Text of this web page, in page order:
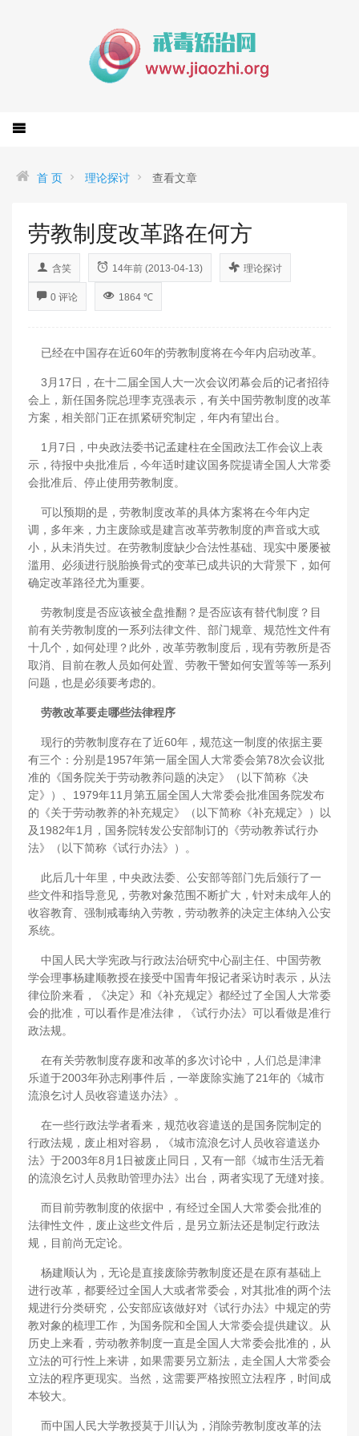
首 页 理论探讨 查看文章
劳教制度改革路在何方
含笑 14年前 (2013-04-13) 理论探讨
0 评论 1864 ℃
已经在中国存在近60年的劳教制度将在今年内启动改革。
3月17日，在十二届全国人大一次会议闭幕会后的记者招待
会上，新任国务院总理李克强表示，有关中国劳教制度的改革
方案，相关部门正在抓紧研究制定，年内有望出台。
1月7日，中央政法委书记孟建柱在全国政法工作会议上表
示，待报中央批准后，今年适时建议国务院提请全国人大常委
会批准后、停止使用劳教制度。
可以预期的是，劳教制度改革的具体方案将在今年内定
调，多年来，力主废除或是建言改革劳教制度的声音或大或
小，从未消失过。在劳教制度缺少合法性基础、现实中屡屡被
滥用、必须进行脱胎换骨式的变革已成共识的大背景下，如何
确定改革路径尤为重要。
劳教制度是否应该被全盘推翻？是否应该有替代制度？目
前有关劳教制度的一系列法律文件、部门规章、规范性文件有
十几个，如何处理？此外，改革劳教制度后，现有劳教所是否
取消、目前在教人员如何处置、劳教干警如何安置等等一系列
问题，也是必须要考虑的。
劳教改革要走哪些法律程序
现行的劳教制度存在了近60年，规范这一制度的依据主要
有三个：分别是1957年第一届全国人大常委会第78次会议批
准的《国务院关于劳动教养问题的决定》（以下简称《决
定》）、1979年11月第五届全国人大常委会批准国务院发布
的《关于劳动教养的补充规定》（以下简称《补充规定》）以
及1982年1月，国务院转发公安部制订的《劳动教养试行办
法》（以下简称《试行办法》）。
此后几十年里，中央政法委、公安部等部门先后颁行了一
些文件和指导意见，劳教对象范围不断扩大，针对未成年人的
收容教育、强制戒毒纳入劳教，劳动教养的决定主体纳入公安
系统。
中国人民大学宪政与行政法治研究中心副主任、中国劳教
学会理事杨建顺教授在接受中国青年报记者采访时表示，从法
律位阶来看，《决定》和《补充规定》都经过了全国人大常委
会的批准，可以看作是准法律，《试行办法》可以看做是准行
政法规。
在有关劳教制度存废和改革的多次讨论中，人们总是津津
乐道于2003年孙志刚事件后，一举废除实施了21年的《城市
流浪乞讨人员收容遣送办法》。
在一些行政法学者看来，规范收容遣送的是国务院制定的
行政法规，废止相对容易，《城市流浪乞讨人员收容遣送办
法》于2003年8月1日被废止同日，又有一部《城市生活无着
的流浪乞讨人员救助管理办法》出台，两者实现了无缝对接。
而目前劳教制度的依据中，有经过全国人大常委会批准的
法律性文件，废止这些文件后，是另立新法还是制定行政法
规，目前尚无定论。
杨建顺认为，无论是直接废除劳教制度还是在原有基础上
进行改革，都要经过全国人大或者常委会，对其批准的两个法
规进行分类研究，公安部应该做好对《试行办法》中规定的劳
教对象的梳理工作，为国务院和全国人大常委会提供建议。从
历史上来看，劳动教养制度一直是全国人大常委会批准的，从
立法的可行性上来讲，如果需要另立新法，走全国人大常委会
立法的程序更现实。当然，这需要严格按照立法程序，时间成
本较大。
而中国人民大学教授莫于川认为，消除劳教制度改革的法